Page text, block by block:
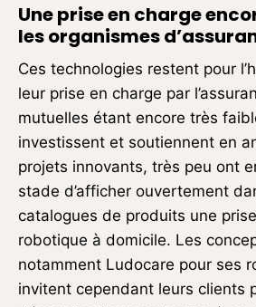
Une prise en charge
les organismes
Ces technologies restent pour
leur prise en charge par
mutuelles étant encore très
investissent et soutiennent en
projets innovants, très peu ont
stade d’afficher ouvertement
catalogues de produits une
robotique à domicile. Les
notamment Ludocare pour ses
invitent cependant leurs clients